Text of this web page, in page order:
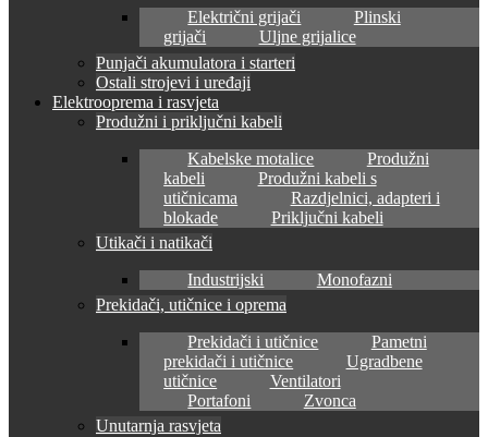
Električni grijači
Plinski
grijači
Uljne grijalice
Punjači akumulatora i starteri
Ostali strojevi i uređaji
Elektrooprema i rasvjeta
Produžni i priključni kabeli
Kabelske motalice
Produžni
kabeli
Produžni kabeli s
utičnicama
Razdjelnici, adapteri i
blokade
Priključni kabeli
Utikači i natikači
Industrijski
Monofazni
Prekidači, utičnice i oprema
Prekidači i utičnice
Pametni
prekidači i utičnice
Ugradbene
utičnice
Ventilatori
Portafoni
Zvonca
Unutarnja rasvjeta